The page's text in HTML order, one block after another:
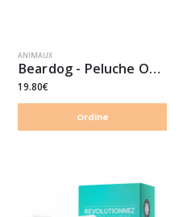
ANIMAUX
Beardog - Peluche Ours pour les gros mâcheurs🐾
19.80€
Ordine